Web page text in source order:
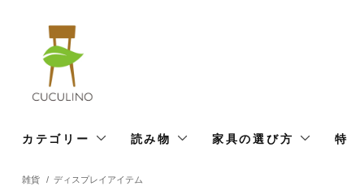
カテゴリー 読み物 家具の選び方
雑貨 / ディスプレイアイテム